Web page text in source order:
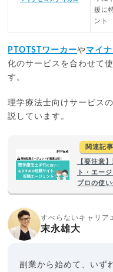
援に
ント
PTOTSTワーカーやマイ
化のサービスを合わせて
す。
理学療法士向けサービス
説しています。
関連記事
【要注意
ト・エー
プロの使
すべらないキャリア
末永雄大
副業から始めて、いず